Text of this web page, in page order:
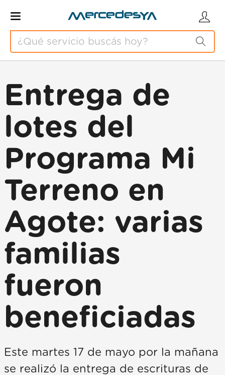
Entrega de
lotes del
Programa Mi
Terreno en
Agote: varias
familias
fueron
beneficiadas
Este martes 17 de mayo por la mañana
se realizó la entrega de escrituras de